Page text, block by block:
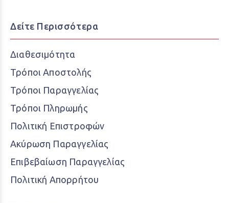
Δείτε Περισσότερα
Διαθεσιμότητα
Τρόποι Αποστολής
Τρόποι Παραγγελίας
Τρόποι Πληρωμής
Πολιτική Επιστροφών
Ακύρωση Παραγγελίας
Επιβεβαίωση Παραγγελίας
Πολιτική Απορρήτου